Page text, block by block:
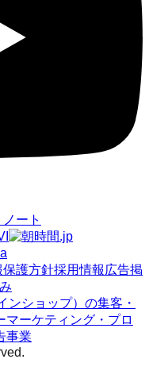
保護方針採用情報 広告掲
ンショップ）の集客・
マーケティング・プロ
事業